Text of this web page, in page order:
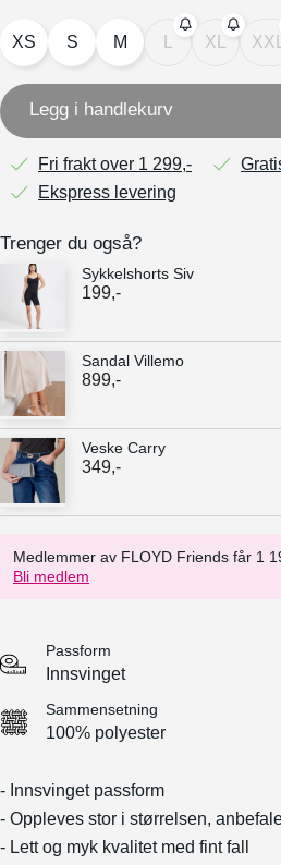
XS S M XL XXL
Legg i handlekurv
Fri frakt over 1 299,-
Ekspress levering
Medlemmer av FLOYD Friends får 1
Bli medlem
Trenger du også?
Sykkelshorts Siv
199,-
Sandal Villemo
899,-
Veske Carry
349,-
Passform
Innsvinget
Sammensetning
100% polyester
- Innsvinget passform
- Oppleves stor i størrelsen,
- Lett og myk kvalitet med fint fall